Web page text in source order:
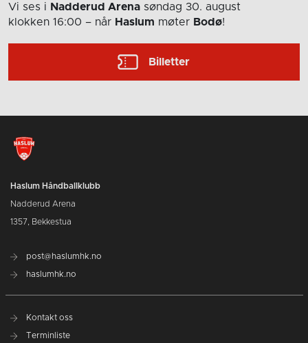
Vi ses i Nadderud Arena søndag 30. august
klokken 16:00 – når Haslum møter Bodø!
Billetter
Haslum Håndballklubb
Nadderud Arena
1357, Bekkestua
post@haslumhk.no
haslumhk.no
Kontakt oss
Terminliste